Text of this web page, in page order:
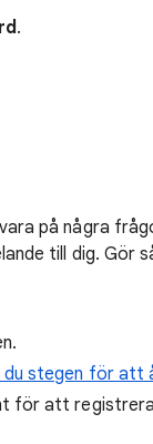
.
på några
till dig. Gör
stegen för att
för att